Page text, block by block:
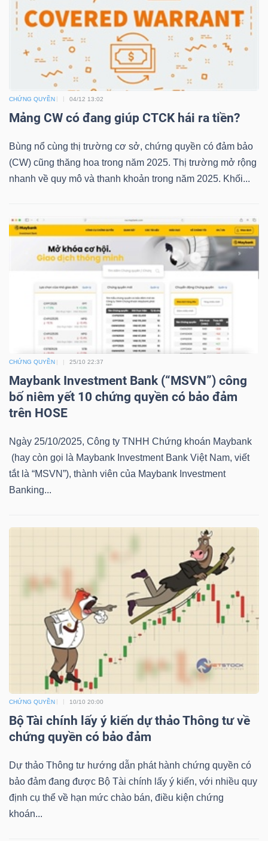
CHỨNG QUYỀN 04/12 13:02
Mảng CW có đang giúp CTCK hái ra tiền?
Bùng nổ cùng thị trường cơ sở, chứng quyền có đảm bảo
(CW) cũng thăng hoa trong năm 2025. Thị trường mở rộng
nhanh về quy mô và thanh khoản trong năm 2025. Khối...
CHỨNG QUYỀN 25/10 22:37
Maybank Investment Bank (“MSVN”) công
bố niêm yết 10 chứng quyền có bảo đảm
trên HOSE
Ngày 25/10/2025, Công ty TNHH Chứng khoán Maybank
(hay còn gọi là Maybank Investment Bank Việt Nam, viết
tắt là “MSVN”), thành viên của Maybank Investment
Banking...
CHỨNG QUYỀN 10/10 20:00
Bộ Tài chính lấy ý kiến dự thảo Thông tư về
chứng quyền có bảo đảm
Dự thảo Thông tư hướng dẫn phát hành chứng quyền có
bảo đảm đang được Bộ Tài chính lấy ý kiến, với nhiều quy
định cụ thể về hạn mức chào bán, điều kiện chứng
khoán...
PHÁI
SINH
PHIẾU
CÔNG
CỤ
TRUY
DỮ
Ngành
(-)
VS-
SECTOR
NĂNG
VẬT
CÔNG
NGHIỆP
TIÊU
DÙNG
KHÔNG